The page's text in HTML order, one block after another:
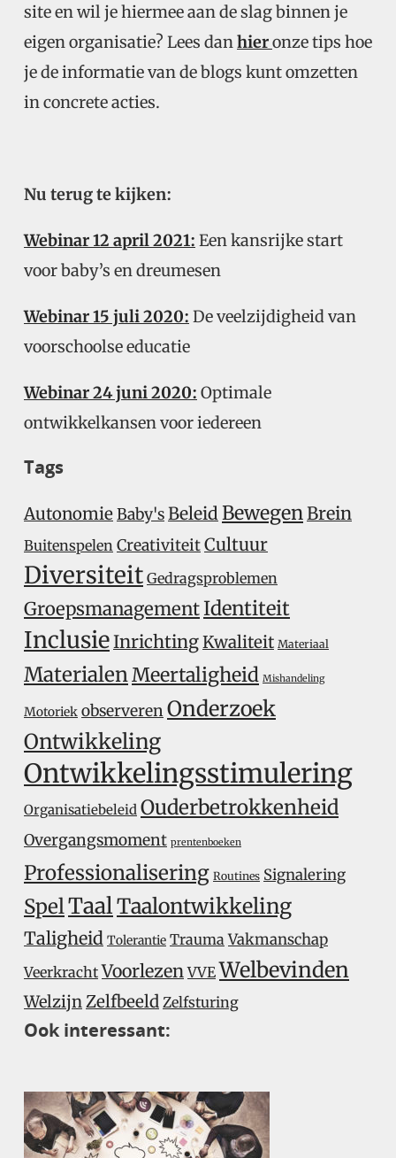
site en wil je hiermee aan de slag binnen je
eigen organisatie? Lees dan hieronze tips hoe
je de informatie van de blogs kunt omzetten
in concrete acties.
Nu terug te kijken:
Webinar 12 april 2021: Een kansrijke start
voor baby’s en dreumesen
Webinar 15 juli 2020: De veelzijdigheid van
voorschoolse educatie
Webinar 24 juni 2020: Optimale
ontwikkelkansen voor iedereen
Tags
AutonomieBaby'sBeleid BewegenBrein
Buitenspelen CreativiteitCultuur
Diversiteit Gedragsproblemen
GroepsmanagementIdentiteit
InclusieInrichtingKwaliteit Materiaal
MaterialenMeertaligheid Mishandeling
Motoriek observerenOnderzoek
Ontwikkeling
Ontwikkelingsstimulering
Organisatiebeleid Ouderbetrokkenheid
Overgangsmoment prentenboeken
Professionalisering Routines Signalering
SpelTaalTaalontwikkeling
Taligheid Tolerantie Trauma Vakmanschap
Veerkracht Voorlezen VVE Welbevinden
Welzijn Zelfbeeld Zelfsturing
Ook interessant: